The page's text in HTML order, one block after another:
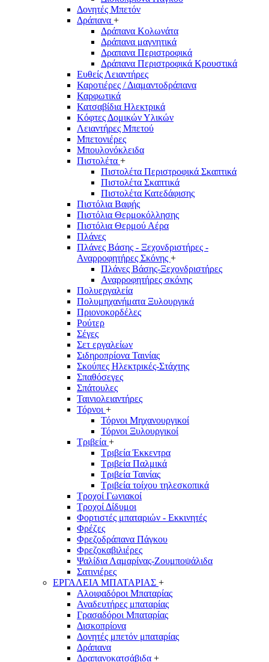
Δονητές Μπετόν
Δράπανα +
Δράπανα Κολωνάτα
Δράπανα μαγνητικά
Δραπανα Περιστροφικά
Δράπανα Περιστροφικά Κρουστικά
Ευθείς Λειαντήρες
Καροτιέρες / Διαμαντοδράπανα
Καρφωτικά
Κατσαβίδια Ηλεκτρικά
Κόφτες Δομικών Υλικών
Λειαντήρες Μπετού
Μπετονιέρες
Μπουλονόκλειδα
Πιστολέτα +
Πιστολέτα Περιστροφικά Σκαπτικά
Πιστολέτα Σκαπτικά
Πιστολέτα Κατεδάφισης
Πιστόλια Βαφής
Πιστόλια Θερμοκόλλησης
Πιστόλια Θερμού Αέρα
Πλάνες
Πλάνες Βάσης - Ξεχονδριστήρες -
Αναρροφητήρες Σκόνης +
Πλάνες Βάσης-Ξεχονδριστήρες
Αναρροφητήρες σκόνης
Πολυεργαλεία
Πολυμηχανήματα Ξυλουργικά
Πριονοκορδέλες
Ρούτερ
Σέγες
Σετ εργαλείων
Σιδηροπρίονα Ταινίας
Σκούπες Ηλεκτρικές-Στάχτης
Σπαθόσεγες
Σπάτουλες
Ταινιολειαντήρες
Τόρνοι +
Τόρνοι Μηχανουργικοί
Τόρνοι Ξυλουργικοί
Τριβεία +
Τριβεία Έκκεντρα
Τριβεία Παλμικά
Τριβεία Ταινίας
Τριβεία τοίχου τηλεσκοπικά
Τροχοί Γωνιακοί
Τροχοί Δίδυμοι
Φορτιστές μπαταριών - Εκκινητές
Φρέζες
Φρεζοδράπανα Πάγκου
Φρεζοκαβιλιέρες
Ψαλίδια Λαμαρίνας-Ζουμποψάλιδα
Σατινιέρες
ΕΡΓΑΛΕΙΑ ΜΠΑΤΑΡΙΑΣ +
Αλοιφαδόροι Μπαταρίας
Αναδευτήρες μπαταρίας
Γρασαδόροι Μπαταρίας
Δισκοπρίονα
Δονητές μπετόν μπαταρίας
Δράπανα
Δραπανοκατσάβιδα +